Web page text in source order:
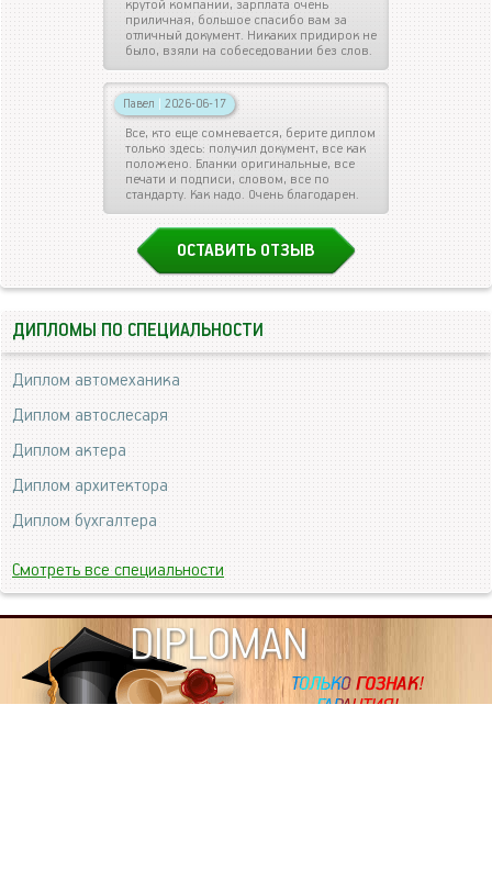
крутой компании, зарплата очень
приличная, большое спасибо вам за
отличный документ. Никаких придирок не
было, взяли на собеседовании без слов.
Павел | 2026-06-17
Все, кто еще сомневается, берите диплом
только здесь: получил документ, все как
положено. Бланки оригинальные, все
печати и подписи, словом, все по
стандарту. Как надо. Очень благодарен.
ОСТАВИТЬ ОТЗЫВ
ДИПЛОМЫ ПО СПЕЦИАЛЬНОСТИ
Диплом автомеханика
Диплом автослесаря
Диплом актера
Диплом архитектора
Диплом бухгалтера
Смотреть все специальности
DIPLOMAN